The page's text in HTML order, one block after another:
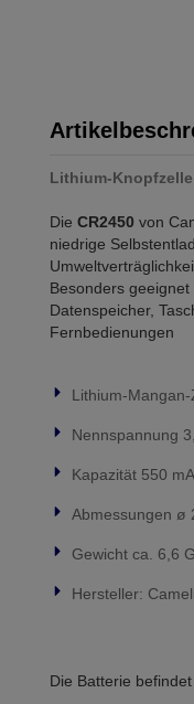
Lithium-Knopfzelle
Die CR2450 von
niedrige
Besonders geeignet
Datenspeicher,
Fernbedienungen
Lithium-
Nennspannung
Kapazität 550
Abmessungen ø
Gewicht ca. 6,6
Hersteller:
Die Batterie